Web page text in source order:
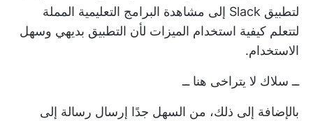
لتطبيق Slack إلى مشاهدة البرامج التعليمية المملة
لتتعلم كيفية استخدام الميزات لأن التطبيق بديهي وسهل
الاستخدام.
ــ سلاك لا يتراخى هنا ــ
بالإضافة إلى ذلك، من السهل جدًا إرسال رسالة إلى